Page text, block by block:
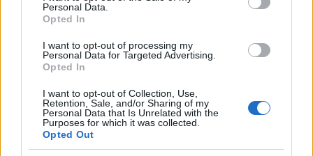
Personal Data.
Opted In
I want to opt-out of processing my
Personal Data for Targeted Advertising.
Opted In
I want to opt-out of Collection, Use,
Retention, Sale, and/or Sharing of my
Personal Data that Is Unrelated with the
Purposes for which it was collected.
Opted Out
választásokat.
Az olasz sajtó első kommentárja szerint a
Liga elsöprő sikere a kormányt gyengíti,
amely teljesen más erőviszonyok szerint
alakult meg. Az eredmények mindenképpen
jelzésértékűek a májusi európai parlamenti
választások közeledtével.